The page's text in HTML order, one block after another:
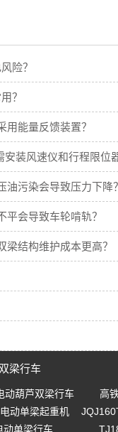
险？
？
能量反馈装置？
装风速仪和行程限位
污染会导致压力下降？
会导致车轮啃轨？
结构维护成本更高？
双梁行车
动葫芦双梁行车
动单梁起重机
动单梁行车
高